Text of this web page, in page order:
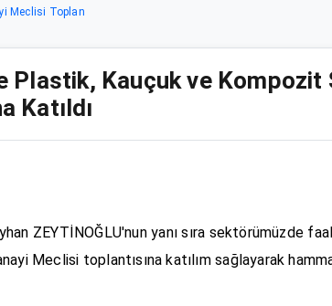
Meclisi Toplan
Plastik, Kauçuk ve
Katıldı
ZEYTİNOĞLU'nun yanı sıra sektörümüzde
Meclisi toplantısına katılım sağlayarak